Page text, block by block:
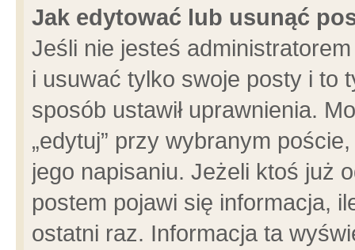
Jak edytować lub usunąć
Jeśli nie jesteś
i usuwać tylko swoje posty i to
sposób ustawił uprawnienia.
„edytuj” przy wybranym
jego napisaniu. Jeżeli ktoś już
postem pojawi się informacja,
ostatni raz. Informacja ta